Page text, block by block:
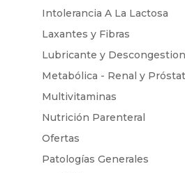
Intolerancia A La Lactosa
Laxantes y Fibras
Lubricante y
Metabólica - Renal y
Multivitaminas
Nutrición Parenteral
Ofertas
Patologías Generales